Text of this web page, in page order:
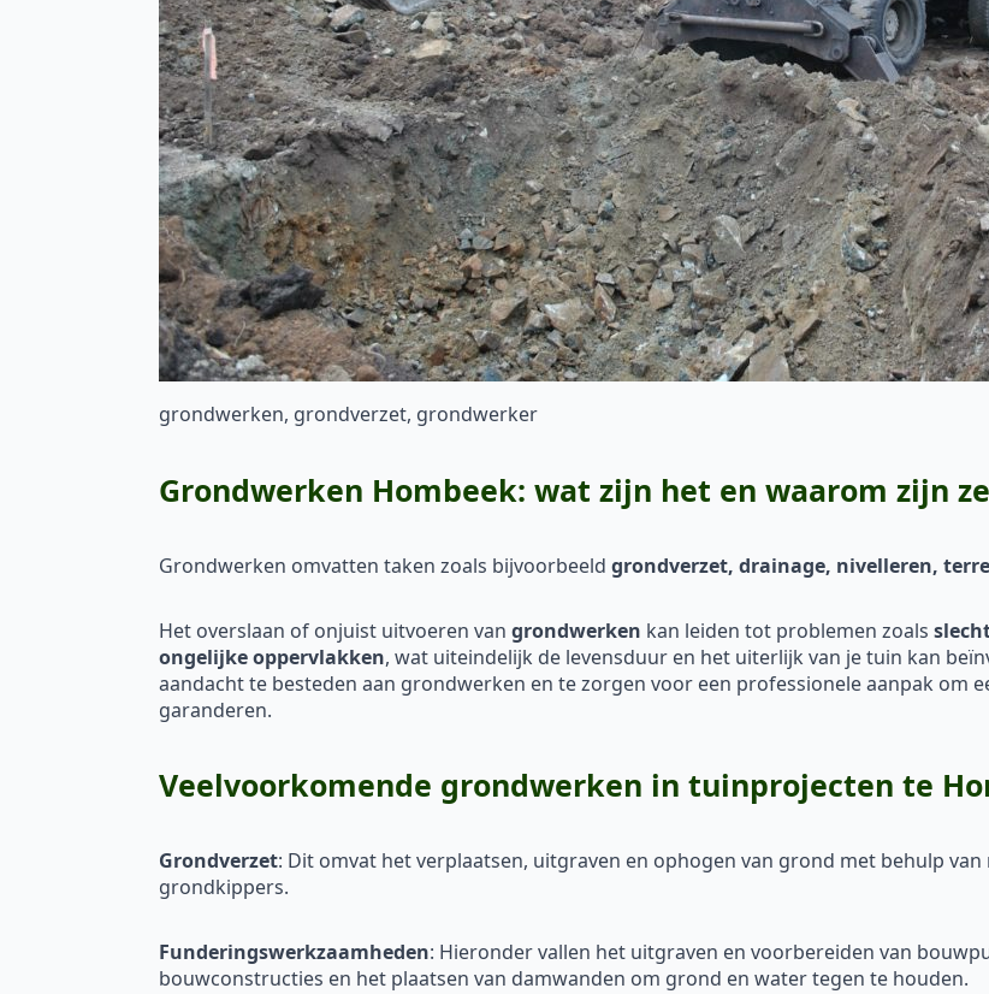
grondwerken, grondverzet, grondwerker
Grondwerken Hombeek: wat zijn het en waarom zijn
Grondwerken omvatten taken zoals bijvoorbeeld grondverzet, drainage, nivelleren,
Het overslaan of onjuist uitvoeren van grondwerken kan leiden tot problemen zoals
ongelijke oppervlakken, wat uiteindelijk de levensduur en het uiterlijk van je tuin kan
aandacht te besteden aan grondwerken en te zorgen voor een professionele aanpak om
garanderen.
Veelvoorkomende grondwerken in tuinprojecten te
Grondverzet: Dit omvat het verplaatsen, uitgraven en ophogen van grond met behulp
grondkippers.
Funderingswerkzaamheden: Hieronder vallen het uitgraven en voorbereiden van
bouwconstructies en het plaatsen van damwanden om grond en water tegen te houden.